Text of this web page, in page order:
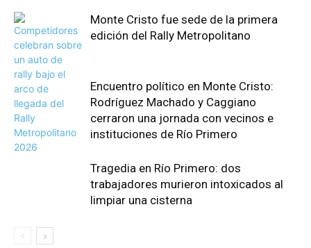
Monte Cristo fue sede de la primera
edición del Rally Metropolitano
Encuentro político en Monte Cristo:
Rodríguez Machado y Caggiano
cerraron una jornada con vecinos e
instituciones de Río Primero
Tragedia en Río Primero: dos
trabajadores murieron intoxicados al
limpiar una cisterna